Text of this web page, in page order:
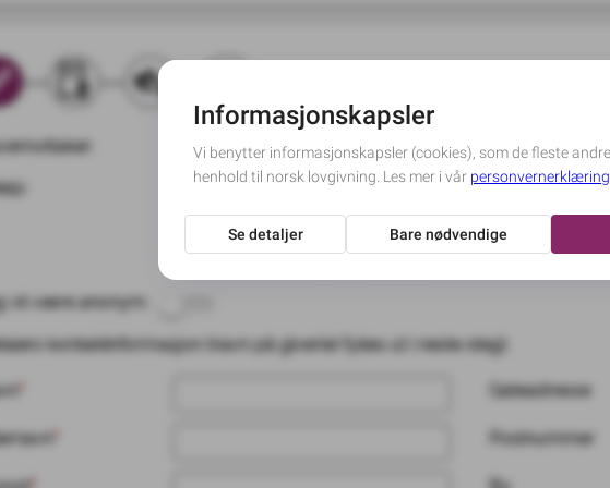
Røde Kors
Gavebeløpet vil ikke være synlig for andre enn den som gir gaven.
200 NOK 400 NOK 600 NOK 800 NOK
vil være anonym:
kontaktinformasjon (navn på giver(e) fylles ut i neste steg):
Gateadresse
Postnummer